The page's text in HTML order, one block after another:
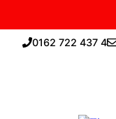
0162 722 437 4